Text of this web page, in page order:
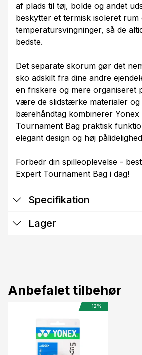
af plads til tøj, bolde og andet
beskytter et termisk isoleret rum
temperatursvingninger, så de
bedste.
Det separate skorum gør det
sko adskilt fra dine andre
en friskere og mere organiseret
være de slidstærke materialer
bærehåndtag kombinerer Yonex
Tournament Bag praktisk
elegant design og høj
Forbedr din spilleoplevelse -
Expert Tournament Bag i dag!
Specifikation
Lager
Anbefalet tilbehør
-12%